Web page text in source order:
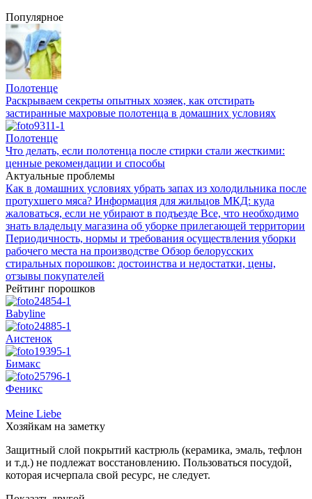
Популярное
Полотенце
Раскрываем секреты опытных хозяек, как отстирать
застиранные махровые полотенца в домашних условиях
Полотенце
Что делать, если полотенца после стирки стали жесткими:
ценные рекомендации и способы
Актуальные проблемы
Как в домашних условиях убрать запах из холодильника после
протухшего мяса? Информация для жильцов МКД: куда
жаловаться, если не убирают в подъезде Все, что необходимо
знать владельцу магазина об уборке прилегающей территории
Периодичность, нормы и требования осуществления уборки
рабочего места на производстве Обзор белорусских
стиральных порошков: достоинства и недостатки, цены,
отзывы покупателей
Рейтинг порошков
Babyline
Аистенок
Бимакс
Феникс
Meine Liebe
Хозяйкам на заметку
Защитный слой покрытий кастрюль (керамика, эмаль, тефлон
и т.д.) не подлежат восстановлению. Пользоваться посудой,
которая исчерпала свой ресурс, не следует.